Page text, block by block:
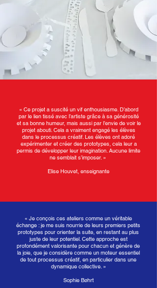
« Ce projet a suscité un vif enthousiasme. D’abord
par le lien tissé avec l’artiste grâce à sa générosité
et sa bonne humeur, mais aussi par l’envie de voir le
projet abouti. Cela a vraiment engagé les élèves
dans le processus créatif. Les élèves ont adoré
expérimenter et créer des prototypes, cela leur a
permis de développer leur imagination. Aucune limite
ne semblait s’imposer. »
Elise Houvet, enseignante
« Je conçois ces ateliers comme un véritable
échange : je me suis nourrie de leurs premiers petits
prototypes pour orienter la suite, en restant au plus
juste de leur potentiel. Cette approche est
profondément valorisante pour chacun et génère de
la joie, que je considère comme un moteur essentiel
de tout processus créatif, en particulier dans une
dynamique collective. »
Sophie Bøhrt